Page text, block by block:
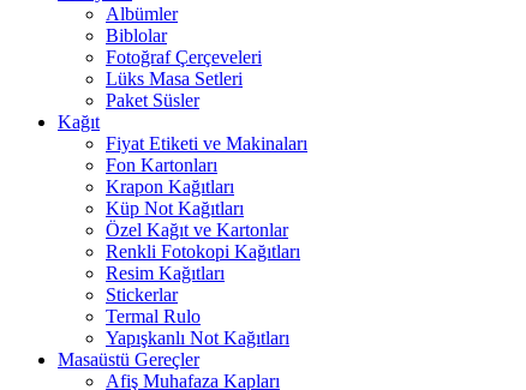
Albümler
Biblolar
Fotoğraf Çerçeveleri
Lüks Masa Setleri
Paket Süsler
Kağıt
Fiyat Etiketi ve Makinaları
Fon Kartonları
Krapon Kağıtları
Küp Not Kağıtları
Özel Kağıt ve Kartonlar
Renkli Fotokopi Kağıtları
Resim Kağıtları
Stickerlar
Termal Rulo
Yapışkanlı Not Kağıtları
Masaüstü Gereçler
Afiş Muhafaza Kapları